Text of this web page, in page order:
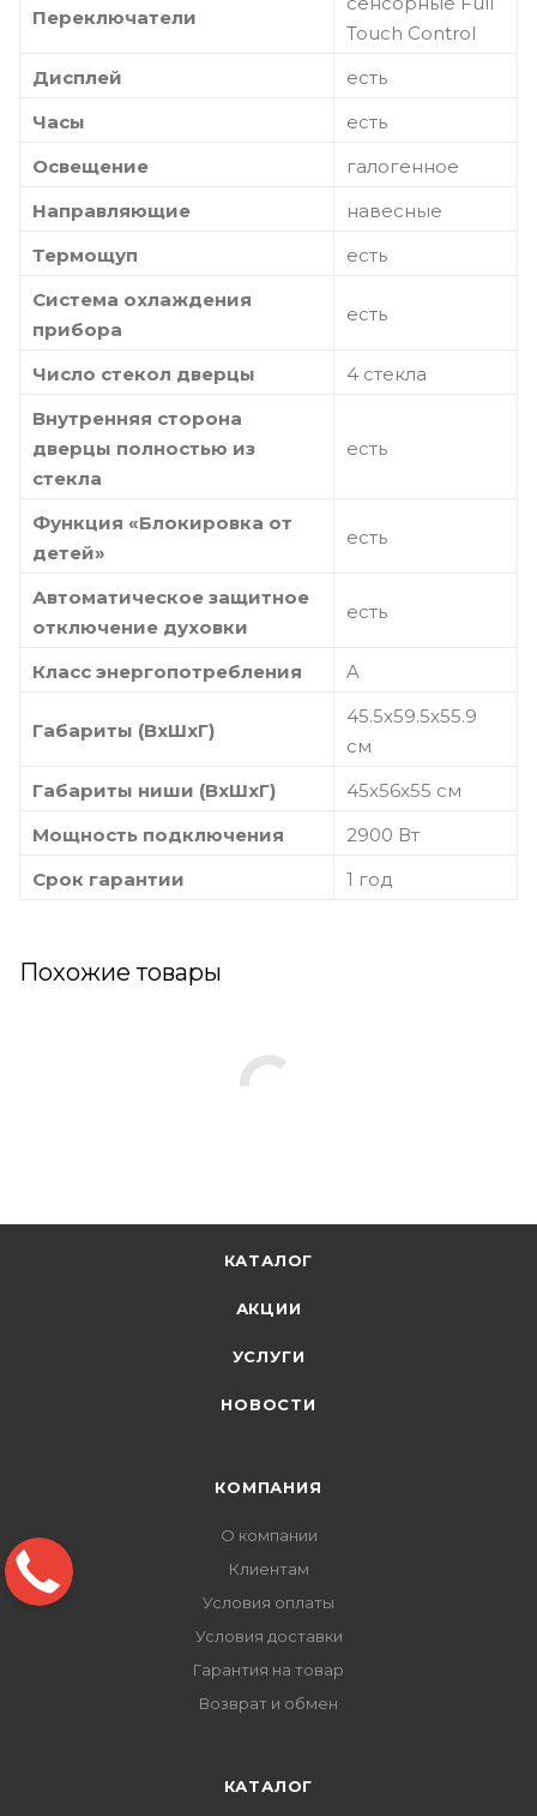
Переключатели
Touch Control
Дисплей
есть
Часы
есть
Освещение
галогенное
Направляющие
навесные
Термощуп
есть
Система охлаждения
прибора
есть
Число стекол дверцы
4 стекла
Внутренняя сторона
дверцы полностью из
стекла
есть
Функция «Блокировка от
детей»
есть
Автоматическое защитное
отключение духовки
есть
Класс энергопотребления A
Габариты (ВхШхГ)
45.5х59.5х55.9
см
Габариты ниши (ВхШхГ)
45x56x55 см
Мощность подключения
2900 Вт
Срок гарантии
1 год
Похожие товары
КАТАЛОГ
АКЦИИ
УСЛУГИ
НОВОСТИ
КОМПАНИЯ
О компании
Клиентам
Условия оплаты
Условия доставки
Гарантия на товар
Возврат и обмен
КАТАЛОГ